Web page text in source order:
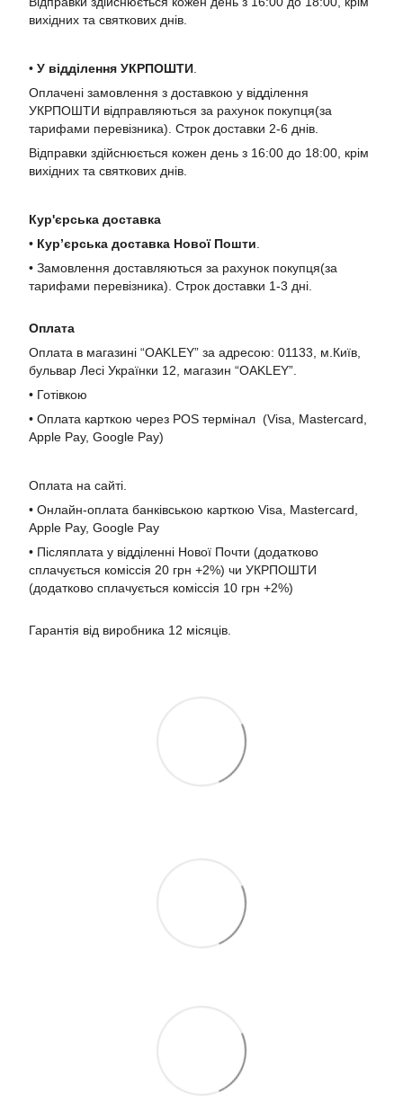
вихідних та святкових днів.
• У відділення УКРПОШТИ
Оплачені замовлення з доставкою у відділення
УКРПОШТИ відправляються за рахунок покупця(за
тарифами перевізника). Строк доставки 2-6 днів.
Відправки здійснюється кожен день з 16:00 до 18:00, крім
вихідних та святкових днів.
Кур'єрська доставка
• Кур’єрська доставка Нової Пошти
• Замовлення доставляються за рахунок покупця(за
тарифами перевізника). Строк доставки 1-3 дні.
Оплата
Оплата в магазині “OAKLEY” за адресою: 01133, м.Київ,
бульвар Лесі Українки 12, магазин “OAKLEY”.
• Готівкою
• Оплата карткою через POS термінал (Visa, Mastercard,
Apple Pay, Google Pay)
Оплата на сайті.
• Онлайн-оплата банківською карткою Visa, Mastercard,
Apple Pay, Google Pay
• Післяплата у відділенні Нової Почти (додатково
сплачується коміссія 20 грн +2%) чи УКРПОШТИ
(додатково сплачується коміссія 10 грн +2%)
Гарантія від виробника 12 місяців.